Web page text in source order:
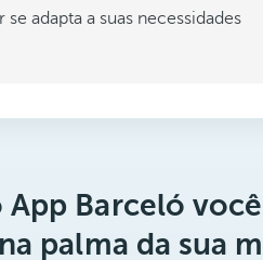
adapta a suas necessidades
App Barceló
palma da sua